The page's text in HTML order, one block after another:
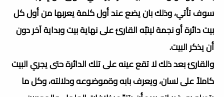
سوف تأتي، وذلك بان يضع عند أول كلمة يعربها من أول كل
بيت دائرة أو نجمة لينبّه القارئ على نهاية بيت وبداية آخر دون
أن يذكر البيت.
والقارئ بعد ذلك لا تقع عينه على تلك الدائرة حتى يجري البيت
كاملاً على لسان، ويعرف بابه وةموضوعه ودلالته، وكل ما